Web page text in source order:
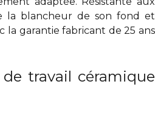
la blancheur de son fond et
la garantie fabricant de 25 ans
travail céramique